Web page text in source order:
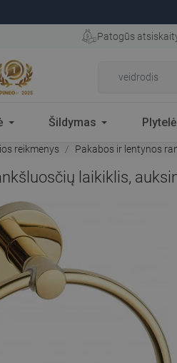
Patogūs
Šildymas
reikmenys Pakabos ir lentynos
laikiklis,